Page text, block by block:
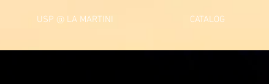
USP @ LA MARTINI CATALOG